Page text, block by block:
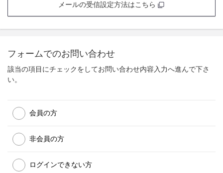
メールの受信設定方法はこちら
フォームでのお問い合わせ
該当の項目にチェックをしてお問い合わせ内容入力へ進んで下さ
い。
会員の方
非会員の方
ログインできない方